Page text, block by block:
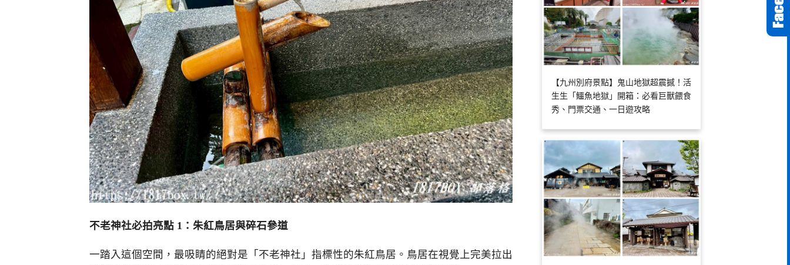
不老神社必拍亮點 1 ：朱紅鳥居與碎石參道
一踏入這個空間，最吸睛的絕對是「不老神社」指標性的朱紅鳥居。鳥居在視覺上完美拉出
【九州別府景點】鬼山地獄超震撼！活
生生「鱷魚地獄」開箱：必看巨獸餵食
秀、門票交通、一日遊攻略